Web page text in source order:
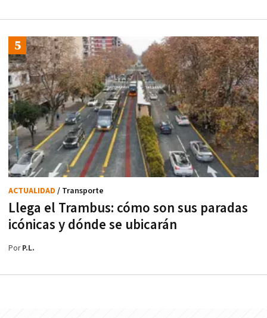
Llega el Trambus: cómo son sus paradas
icónicas y dónde se ubicarán
ACTUALIDAD / Transporte
PorP.L.